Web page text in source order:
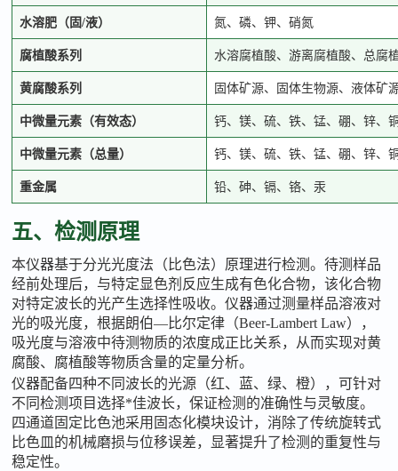
水溶肥（固/液） 氮、磷、钾、硝氮
腐植酸系列 水溶腐植酸、游离腐植酸、总腐
黄腐酸系列 固体矿源、固体生物源、液体矿
中微量元素（有效态） 钙、镁、硫、铁、锰、硼、锌、
中微量元素（总量） 钙、镁、硫、铁、锰、硼、锌、
重金属 铅、砷、镉、铬、汞
五、检测原理
本仪器基于分光光度法（比色法）原理进行检测。待测样品
经前处理后，与特定显色剂反应生成有色化合物，该化合物
对特定波长的光产生选择性吸收。仪器通过测量样品溶液对
光的吸光度，根据朗伯—比尔定律（Beer-Lambert Law），
吸光度与溶液中待测物质的浓度成正比关系，从而实现对黄
腐酸、腐植酸等物质含量的定量分析。
仪器配备四种不同波长的光源（红、蓝、绿、橙），可针对
不同检测项目选择*佳波长，保证检测的准确性与灵敏度。
四通道固定比色池采用固态化模块设计，消除了传统旋转式
比色皿的机械磨损与位移误差，显著提升了检测的重复性与
稳定性。